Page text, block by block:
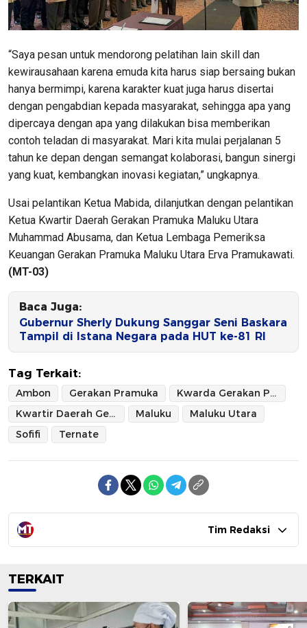
“Saya pesan untuk mendorong pelatihan lain skill dan
kewirausahaan karena emuda kita harus siap bersaing bukan
hanya bermimpi, karena karakter kuat juga harus disertai
dengan pengabdian kepada masyarakat, sehingga apa yang
dipercaya dengan apa yang dilakukan bisa memberikan
contoh teladan di masyarakat. Mari kita mulai perjalanan 5
tahun ke depan dengan semangat kolaborasi, bangun sinergi
yang kuat, kembangkan inovasi kegiatan,” ungkapnya.
Usai pelantikan Ketua Mabida, dilanjutkan dengan pelantikan
Ketua Kwartir Daerah Gerakan Pramuka Maluku Utara
Muhammad Abusama, dan Ketua Lembaga Pemeriksa
Keuangan Gerakan Pramuka Maluku Utara Erva Pramukawati.
(MT-03)
Baca Juga:
Gubernur Sherly Dukung Sanggar Seni Baskara
Tampil di Istana Negara pada HUT ke-81 RI
Tag Terkait:
Ambon Gerakan Pramuka
Kwarda Gerakan Pramuka Maluku Utara
Kwartir Daerah Gerakan Pramuka Maluku Utara
Maluku
Maluku Utara
Sofifi
Ternate
Tim Redaksi
TERKAIT